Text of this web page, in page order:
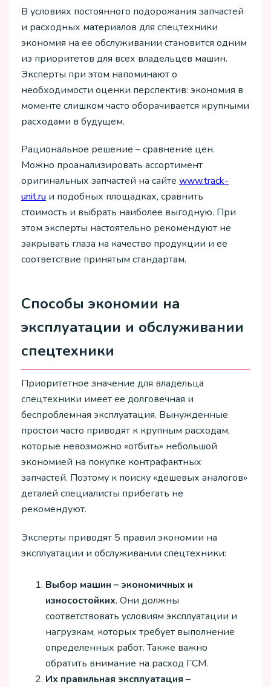
В условиях постоянного подорожания запчастей
и расходных материалов для спецтехники
экономия на ее обслуживании становится одним
из приоритетов для всех владельцев машин.
Эксперты при этом напоминают о
необходимости оценки перспектив: экономия в
моменте слишком часто оборачивается крупными
расходами в будущем.
Рациональное решение – сравнение цен.
Можно проанализировать ассортимент
оригинальных запчастей на сайте www.track-
unit.ru и подобных площадках, сравнить
стоимость и выбрать наиболее выгодную. При
этом эксперты настоятельно рекомендуют не
закрывать глаза на качество продукции и ее
соответствие принятым стандартам.
Способы экономии на
эксплуатации и обслуживании
спецтехники
Приоритетное значение для владельца
спецтехники имеет ее долговечная и
беспроблемная эксплуатация. Вынужденные
простои часто приводят к крупным расходам,
которые невозможно «отбить» небольшой
экономией на покупке контрафактных
запчастей. Поэтому к поиску «дешевых аналогов»
деталей специалисты прибегать не
рекомендуют.
Эксперты приводят 5 правил экономии на
эксплуатации и обслуживании спецтехники:
Выбор машин – экономичных и
износостойких. Они должны
соответствовать условиям эксплуатации и
нагрузкам, которых требует выполнение
определенных работ. Также важно
обратить внимание на расход ГСМ.
Их правильная эксплуатация –